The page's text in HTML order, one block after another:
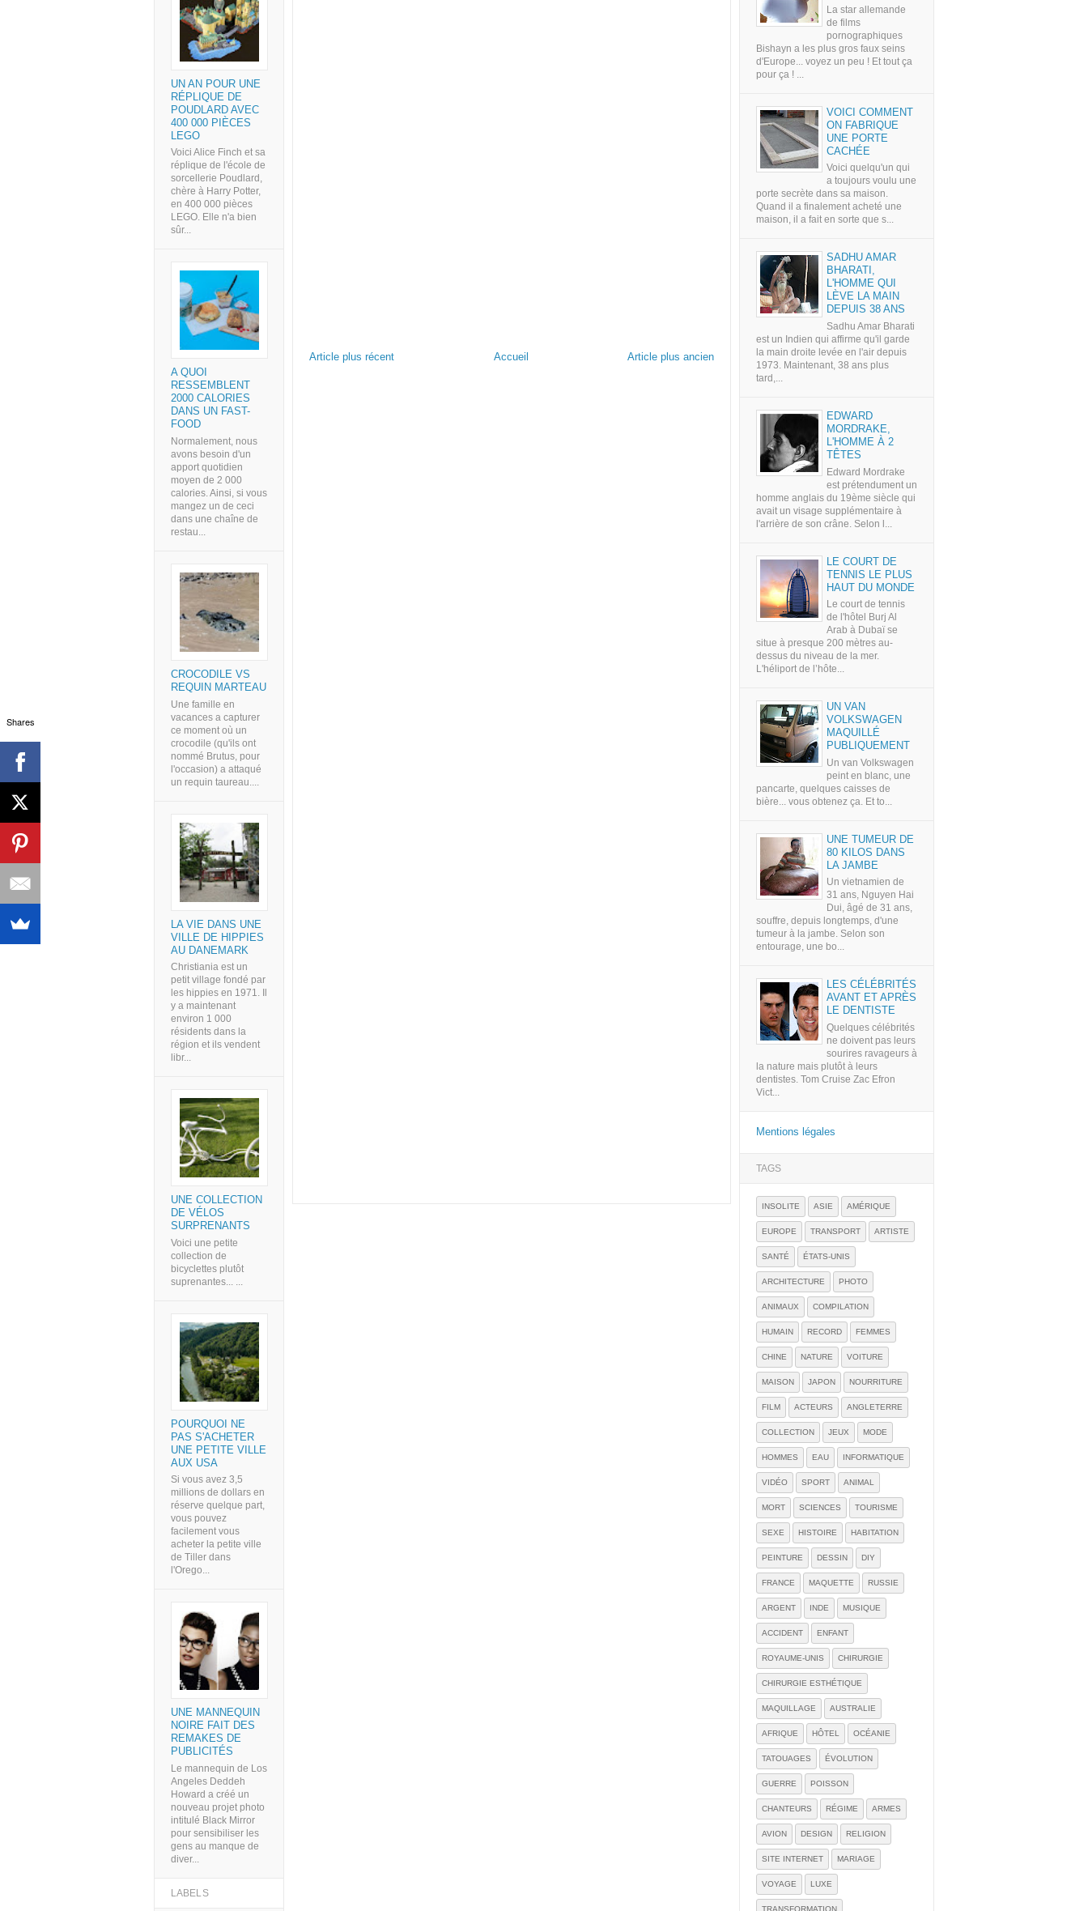
Article plus récent Article plus ancien
Accueil
UN AN POUR UNE
RÉPLIQUE DE
POUDLARD AVEC
400 000 PIÈCES
LEGO
Voici Alice Finch et sa
réplique de l'école de
sorcellerie Poudlard,
chère à Harry Potter,
en 400 000 pièces
LEGO. Elle n'a bien
sûr...
A QUOI
RESSEMBLENT
2000 CALORIES
DANS UN FAST-
FOOD
Normalement, nous
avons besoin d'un
apport quotidien
moyen de 2 000
calories. Ainsi, si vous
mangez un de ceci
dans une chaîne de
restau...
CROCODILE VS
REQUIN MARTEAU
Une famille en
vacances a capturer
ce moment où un
crocodile (qu'ils ont
nommé Brutus, pour
l'occasion) a attaqué
un requin taureau....
LA VIE DANS UNE
VILLE DE HIPPIES
AU DANEMARK
Christiania est un
petit village fondé par
les hippies en 1971. Il
y a maintenant
environ 1 000
résidents dans la
région et ils vendent
libr...
UNE COLLECTION
DE VÉLOS
SURPRENANTS
Voici une petite
collection de
bicyclettes plutôt
suprenantes... ...
POURQUOI NE
PAS S'ACHETER
UNE PETITE VILLE
AUX USA
Si vous avez 3,5
millions de dollars en
réserve quelque part,
vous pouvez
facilement vous
acheter la petite ville
de Tiller dans
l'Orego...
UNE MANNEQUIN
NOIRE FAIT DES
REMAKES DE
PUBLICITÉS
Le mannequin de Los
Angeles Deddeh
Howard a créé un
nouveau projet photo
intitulé Black Mirror
pour sensibiliser les
gens au manque de
diver...
LABELS
La star allemande
de films
pornographiques
Bishayn a les plus gros faux seins
d'Europe... voyez un peu ! Et tout ça
pour ça ! ...
VOICI COMMENT
ON FABRIQUE
UNE PORTE
CACHÉE
Voici quelqu'un qui
a toujours voulu une
porte secrète dans sa maison.
Quand il a finalement acheté une
maison, il a fait en sorte que s...
SADHU AMAR
BHARATI,
L'HOMME QUI
LÈVE LA MAIN
DEPUIS 38 ANS
Sadhu Amar Bharati
est un Indien qui affirme qu'il garde
la main droite levée en l'air depuis
1973. Maintenant, 38 ans plus
tard,...
EDWARD
MORDRAKE,
L'HOMME À 2
TÊTES
Edward Mordrake
est prétendument un
homme anglais du 19ème siècle qui
avait un visage supplémentaire à
l'arrière de son crâne. Selon l...
LE COURT DE
TENNIS LE PLUS
HAUT DU MONDE
Le court de tennis
de l'hôtel Burj Al
Arab à Dubaï se
situe à presque 200 mètres au-
dessus du niveau de la mer.
L'héliport de l’hôte...
UN VAN
VOLKSWAGEN
MAQUILLÉ
PUBLIQUEMENT
Un van Volkswagen
peint en blanc, une
pancarte, quelques caisses de
bière... vous obtenez ça. Et to...
UNE TUMEUR DE
80 KILOS DANS
LA JAMBE
Un vietnamien de
31 ans, Nguyen Hai
Dui, âgé de 31 ans,
souffre, depuis longtemps, d'une
tumeur à la jambe. Selon son
entourage, une bo...
LES CÉLÉBRITÉS
AVANT ET APRÈS
LE DENTISTE
Quelques célébrités
ne doivent pas leurs
sourires ravageurs à
la nature mais plutôt à leurs
dentistes. Tom Cruise Zac Efron
Vict...
Mentions légales
TAGS
INSOLITE ASIE AMÉRIQUE
EUROPE TRANSPORT ARTISTE
SANTÉ ÉTATS-UNIS
ARCHITECTURE PHOTO
ANIMAUX COMPILATION
HUMAIN RECORD FEMMES
CHINE NATURE VOITURE
MAISON JAPON NOURRITURE
FILM ACTEURS ANGLETERRE
COLLECTION JEUX MODE
HOMMES EAU INFORMATIQUE
VIDÉO SPORT ANIMAL
MORT SCIENCES TOURISME
SEXE HISTOIRE HABITATION
PEINTURE DESSIN DIY
FRANCE MAQUETTE RUSSIE
ARGENT INDE MUSIQUE
ACCIDENT ENFANT
ROYAUME-UNIS CHIRURGIE
CHIRURGIE ESTHÉTIQUE
MAQUILLAGE AUSTRALIE
AFRIQUE HÔTEL OCÉANIE
TATOUAGES ÉVOLUTION
GUERRE POISSON
CHANTEURS RÉGIME ARMES
AVION DESIGN RELIGION
SITE INTERNET MARIAGE
VOYAGE LUXE
TRANSFORMATION
Shares